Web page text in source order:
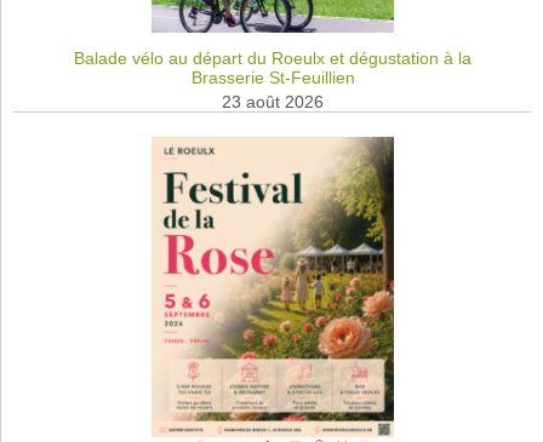
Balade vélo au départ du Roeulx et dégustation à la
Brasserie St-Feuillien
23 août 2026